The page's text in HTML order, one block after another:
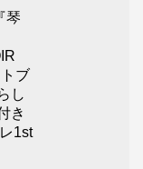
琴
ブ
し
き
1st